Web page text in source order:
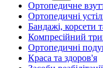
Ортопедичне
Ортопедичні
Бандажі, корсети
Компресійний
Ортопедичні
Краса та здоров'я